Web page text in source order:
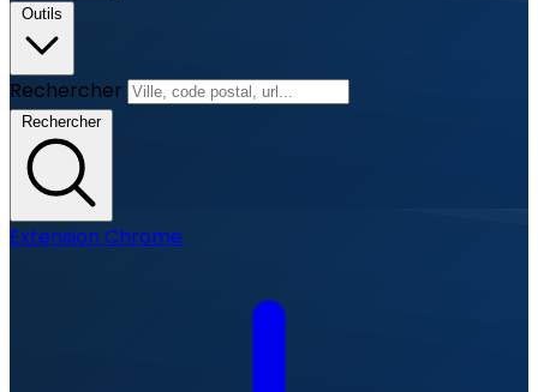
Outils
Rechercher
Rechercher
Extension Chrome